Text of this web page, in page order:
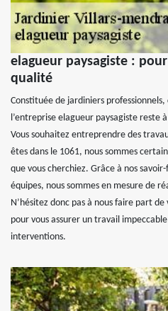
elagueur paysagiste :
qualité
Constituée de jardiniers
l’entreprise elagueur paysagiste reste
Vous souhaitez entreprendre des
êtes dans le 1061, nous sommes
que vous cherchiez. Grâce à nos
équipes, nous sommes en mesure de
N’hésitez donc pas à nous faire part
pour vous assurer un travail
interventions.